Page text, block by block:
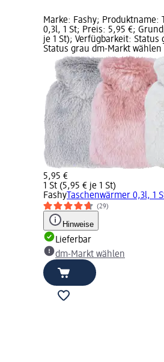
Marke: Fashy; Produktname:
0,3l, 1 St; Preis: 5,95 €;
je 1 St); Verfügbarkeit: Status
Status grau dm-Markt wählen
5,95 €
1 St (5,95 € je 1 St)
Fashy Taschenwärmer 0,3l, 1
(29)
Hinweise
Lieferbar
dm-Markt wählen